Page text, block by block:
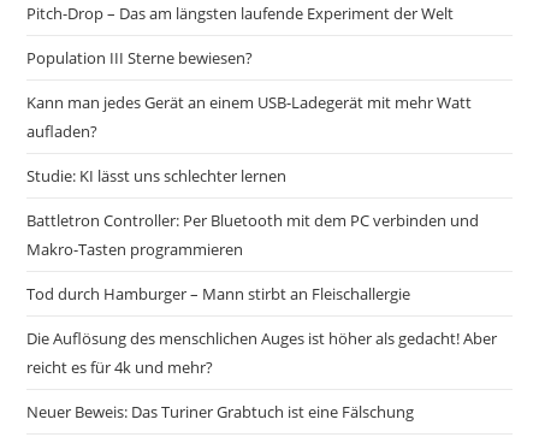
Pitch-Drop – Das am längsten laufende Experiment der Welt
Population III Sterne bewiesen?
Kann man jedes Gerät an einem USB-Ladegerät mit mehr Watt
aufladen?
Studie: KI lässt uns schlechter lernen
Battletron Controller: Per Bluetooth mit dem PC verbinden und
Makro-Tasten programmieren
Tod durch Hamburger – Mann stirbt an Fleischallergie
Die Auflösung des menschlichen Auges ist höher als gedacht! Aber
reicht es für 4k und mehr?
Neuer Beweis: Das Turiner Grabtuch ist eine Fälschung